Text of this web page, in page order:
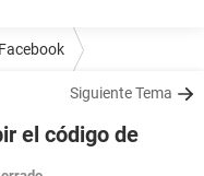
Facebook
Siguiente Tema
el código de